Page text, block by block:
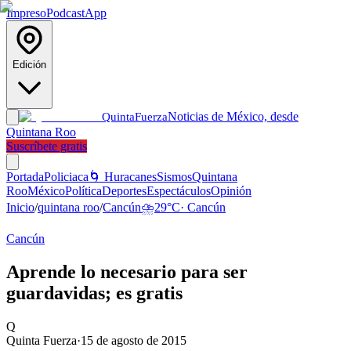
ImpresoPodcastApp
Edición
QuintaFuerzaNoticias de México, desde
Quintana Roo
Suscríbete gratis
PortadaPoliciaca 🌀 HuracanesSismosQuintana
RooMéxicoPolíticaDeportesEspectáculosOpinión
Inicio/quintana roo/Cancún⛈️29°C· Cancún
Cancún
Aprende lo necesario para ser
guardavidas; es gratis
Q
Quinta Fuerza·15 de agosto de 2015